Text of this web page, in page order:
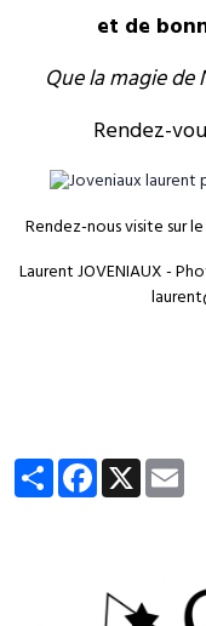
et de
Que la magie de
Rendez-
Rendez-nous visite sur
Laurent JOVENIAUX -
PartagerFacebook
X